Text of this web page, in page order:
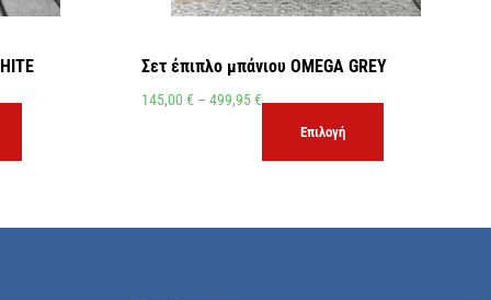
Σετ έπιπλο μπάνιου OMEGA GREY
145,00 € – 499,95€
Επιλογή